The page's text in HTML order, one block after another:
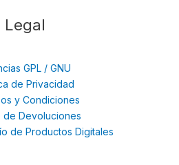
Legal
GPL / GNU
de Privacidad
y Condiciones
de Devoluciones
de Productos Digitales